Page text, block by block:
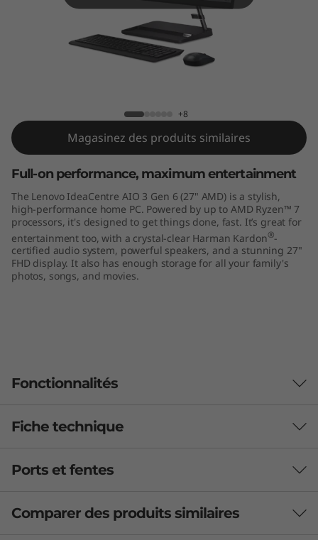
2
7
A
+8
Magasinez des produits similaires
Full-on performance, maximum entertainment
The Lenovo IdeaCentre AIO 3 Gen 6 (27" AMD) is a stylish,
high-performance home PC. Powered by up to AMD Ryzen™ 7
processors, it's designed to get things done, fast. It’s great for
entertainment too, with a crystal-clear Harman Kardon®-
certified audio system, powerful speakers, and a stunning 27"
FHD display. It also has enough storage for all your family's
photos, songs, and movies.
Fonctionnalités
Fiche technique
Up to AMD Ryzen™ 7 5700U
Ports et fentes
Comparer des produits similaires